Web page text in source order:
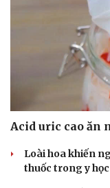
Acid uric cao ăn
Loài hoa khiến
thuốc trong y